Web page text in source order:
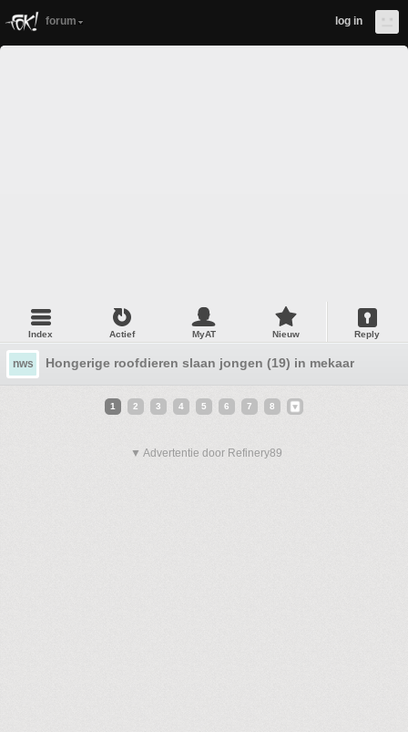
forum log in
Index Actief MyAT Nieuw Reply
nws Hongerige roofdieren slaan jongen (19) in mekaar
1 2 3 4 5 6 7 8
▼ Advertentie door Refinery89